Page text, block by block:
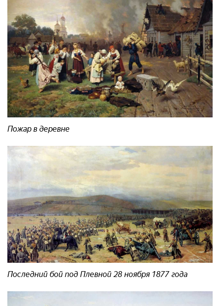
Пожар в деревне
Последний бой под Плевной 28 ноября 1877 года